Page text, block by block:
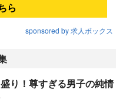
ら
sponsored by 求人ボックス
り！尊すぎる男子の純情